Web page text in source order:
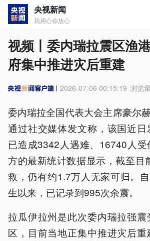
央视新闻
我用心你放心
视频丨委内瑞拉震区渔
府集中推进灾后重建
2026-07-06 00:15:19 浏览
委内瑞拉全国代表大会主席豪尔
通过社交媒体发文称，该国近
已造成3342人遇难、16740人
方的最新统计数据显示，截至目
救，仍有约1.7万人无家可归。
生以来，已记录到995次余震。
拉瓜伊拉州是此次委内瑞拉强
区，目前当地正集中推进灾后